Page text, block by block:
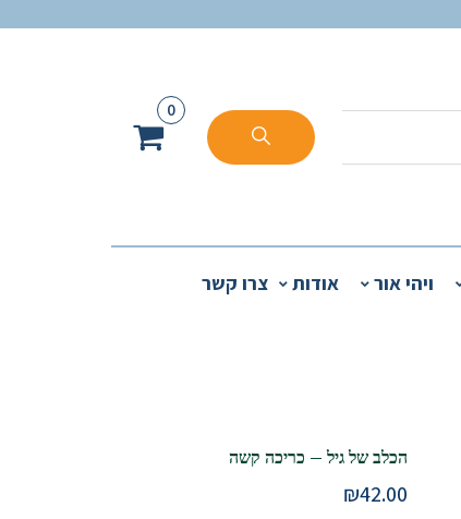
0
ויהי אור אודות צרו קשר
הכלב של גיל – כריכה קשה
₪42.00